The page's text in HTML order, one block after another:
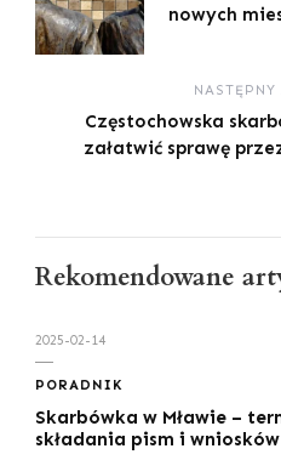
nowych
NASTĘPNY
Częstochowska
załatwić sprawę
Rekomendowane
2025-02-14
PORADNIK
Skarbówka w Mławie –
składania pism i wniosków